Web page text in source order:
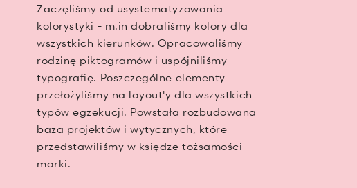
Zaczęliśmy od usystematyzowania
kolorystyki - m.in dobraliśmy kolory dla
wszystkich kierunków. Opracowaliśmy
rodzinę piktogramów i uspójniliśmy
typografię. Poszczególne elementy
przełożyliśmy na layout'y dla wszystkich
typów egzekucji. Powstała rozbudowana
baza projektów i wytycznych, które
przedstawiliśmy w księdze tożsamości
marki.